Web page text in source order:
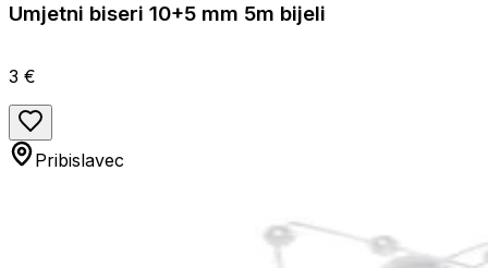
Umjetni biseri 10+5 mm 5m bijeli
3 €
Pribislavec